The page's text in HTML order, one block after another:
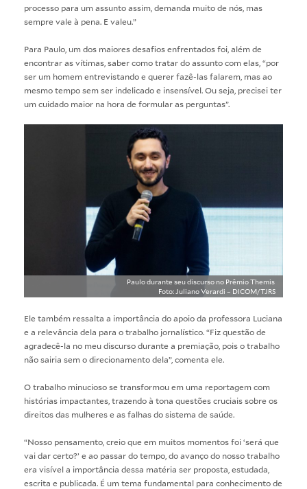
processo para um assunto assim, demanda muito de nós, mas
sempre vale à pena. E valeu.”
Para Paulo, um dos maiores desafios enfrentados foi, além de
encontrar as vítimas, saber como tratar do assunto com elas, “por
ser um homem entrevistando e querer fazê-las falarem, mas ao
mesmo tempo sem ser indelicado e insensível. Ou seja, precisei ter
um cuidado maior na hora de formular as perguntas”.
Paulo durante seu discurso no Prêmio Themis
Foto: Juliano Verardi – DICOM/TJRS
Ele também ressalta a importância do apoio da professora Luciana
e a relevância dela para o trabalho jornalístico. “Fiz questão de
agradecê-la no meu discurso durante a premiação, pois o trabalho
não sairia sem o direcionamento dela”, comenta ele.
O trabalho minucioso se transformou em uma reportagem com
histórias impactantes, trazendo à tona questões cruciais sobre os
direitos das mulheres e as falhas do sistema de saúde.
“Nosso pensamento, creio que em muitos momentos foi ‘será que
vai dar certo?’ e ao passar do tempo, do avanço do nosso trabalho
era visível a importância dessa matéria ser proposta, estudada,
escrita e publicada. É um tema fundamental para conhecimento de